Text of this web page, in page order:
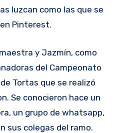
luzcan como las que se
Pinterest.
y Jazmín, como
del Campeonato
Tortas que se realizó
Se conocieron hace un
un grupo de whatsapp,
sus colegas del ramo.